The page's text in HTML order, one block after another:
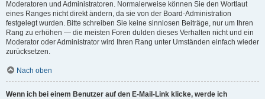
Moderatoren und Administratoren. Normalerweise können Sie den Wortlaut
eines Ranges nicht direkt ändern, da sie von der Board-Administration
festgelegt wurden. Bitte schreiben Sie keine sinnlosen Beiträge, nur um Ihren
Rang zu erhöhen — die meisten Foren dulden dieses Verhalten nicht und ein
Moderator oder Administrator wird Ihren Rang unter Umständen einfach wieder
zurücksetzen.
Nach oben
Wenn ich bei einem Benutzer auf den E-Mail-Link klicke, werde ich